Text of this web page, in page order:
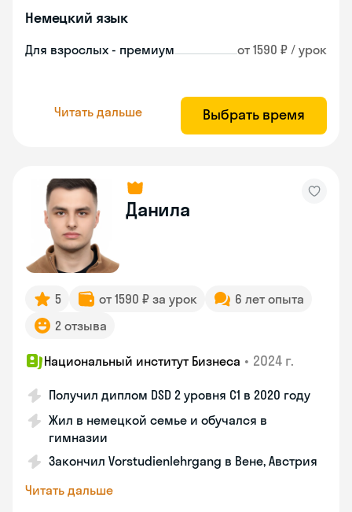
Немецкий язык
Для взрослых - премиум от 1590 ₽ / урок
Читать дальше Выбрать время
Данила
5 от 1590 ₽ за урок
6 лет опыта
2 отзыва
Национальный институт Бизнеса • 2024 г.
Получил диплом DSD 2 уровня С1 в 2020 году
Жил в немецкой семье и обучался в
гимназии
Закончил Vorstudienlehrgang в Вене, Австрия
Читать дальше